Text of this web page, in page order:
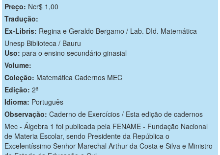
Preço: Ncr$ 1,00
Tradução:
Ex-Libris: Regina e Geraldo Bergamo / Lab. DId. Matemática
Unesp Biblioteca / Bauru
Uso: para o ensino secundário ginasial
Volume:
Coleção: Matemática Cadernos MEC
Edição: 2ª
Idioma: Português
Observação: Caderno de Exercícios / Esta edição de cadernos
Mec - Álgebra 1 foi publicada pela FENAME - Fundação Nacional
de Materia Escolar, sendo Presidente da República o
Excelentíssimo Senhor Marechal Arthur da Costa e Silva e Ministro